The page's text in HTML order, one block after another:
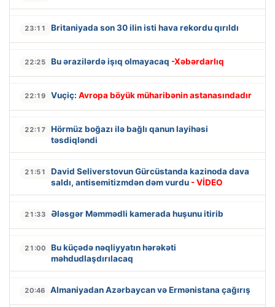
23:11 Britaniyada son 30 ilin isti hava rekordu qırıldı
22:25 Bu ərazilərdə işıq olmayacaq -Xəbərdarlıq
22:19 Vuçiç: Avropa böyük müharibənin astanasındadır
22:17
Hörmüz boğazı ilə bağlı qanun layihəsi
təsdiqləndi
21:51
David Seliverstovun Gürcüstanda kazinoda dava
saldı, antisemitizmdən dəm vurdu - VİDEO
21:33 Ələsgər Məmmədli kamerada huşunu itirib
21:00
Bu küçədə nəqliyyatın hərəkəti
məhdudlaşdırılacaq
20:46 Almaniyadan Azərbaycan və Ermənistana çağırış